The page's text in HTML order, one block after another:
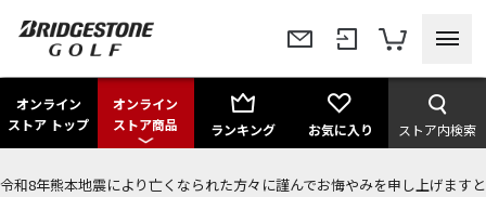
オンライン
ストア トップ
オンライン
ストア商品
ランキング お気に入り ストア内検索
令和8年熊本地震により亡くなられた方々に謹んでお悔やみを申し上げますと
＜夏季休暇中のご注文・発送・お問い合わせ＞